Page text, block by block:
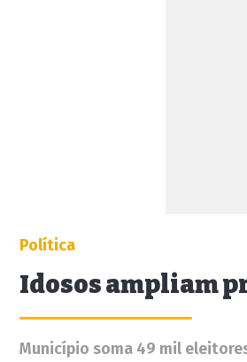
Política
Idosos ampliam
Município soma 49 mil